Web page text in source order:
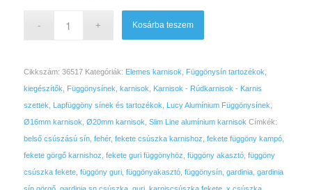
Kosárba teszem
Cikkszám: 36517 Kategóriák: Elemes karnisok, Függönysín tartozékok,
kiegészítők, Függönysínek, karnisok, Karnisok - Rúdkarnisok - Karnis
szettek, Lapfüggöny sínek és tartozékok, Lucy Alumínium Függönysínek,
Ø16mm karnisok, Ø20mm karnisok, Slim Line alumínium karnisok Címkék:
belső csúszású sín, fehér, fekete csúszka karnishoz, fekete függöny kampó,
fekete görgő karnishoz, fekete guri függönyhöz, függöny akasztó, függöny
csúszka fekete, függöny guri, függönyakasztó, függönysín, gardinia, gardinia